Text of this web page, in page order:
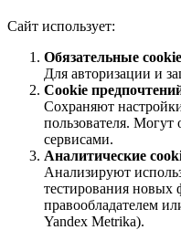
Сайт использует:
Обязательные cookie
Для авторизации и
Cookie
Сохраняют
пользователя. Могут
сервисами.
Аналитические
Анализируют
тестирования
правообладателем
Yandex Metrika).